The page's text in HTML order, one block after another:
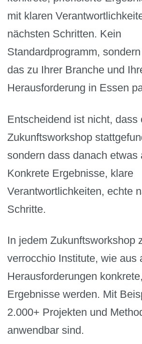
mit klaren
nächsten Schritten. Kein
Standardprogramm,
das zu Ihrer Branche und
Herausforderung in Essen
Entscheidend ist nicht, dass
Zukunftsworkshop
sondern dass danach etwas
Konkrete Ergebnisse, klare
Verantwortlichkeiten, echte
Schritte.
In jedem Zukunftsworkshop
verrocchio Institute, wie aus
Herausforderungen
Ergebnisse werden. Mit
2.000+ Projekten und
anwendbar sind.